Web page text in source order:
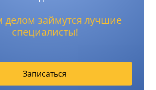
займутся лучшие
специалисты!
Записаться